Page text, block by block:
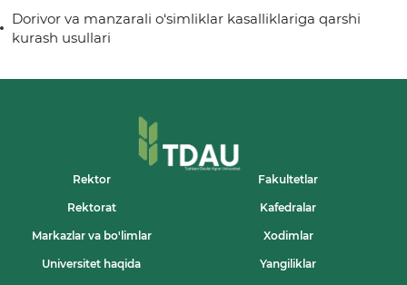
Dorivor va manzarali o‘simliklar kasalliklariga qarshi
kurash usullari
Rektor Fakultetlar
Rektorat Kafedralar
Markazlar va bo'limlar Xodimlar
Universitet haqida Yangiliklar